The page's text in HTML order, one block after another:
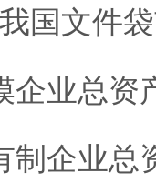
国文件
业总资
企业总